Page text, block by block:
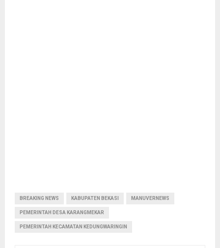
BREAKING NEWS KABUPATEN BEKASI MANUVERNEWS
PEMERINTAH DESA KARANGMEKAR
PEMERINTAH KECAMATAN KEDUNGWARINGIN